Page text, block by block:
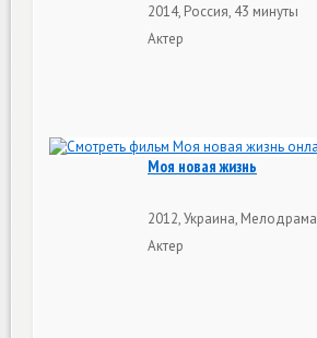
2014, Россия, 43 минуты
Актер
Моя новая жизнь
2012, Украина, Мелодрама
Актер